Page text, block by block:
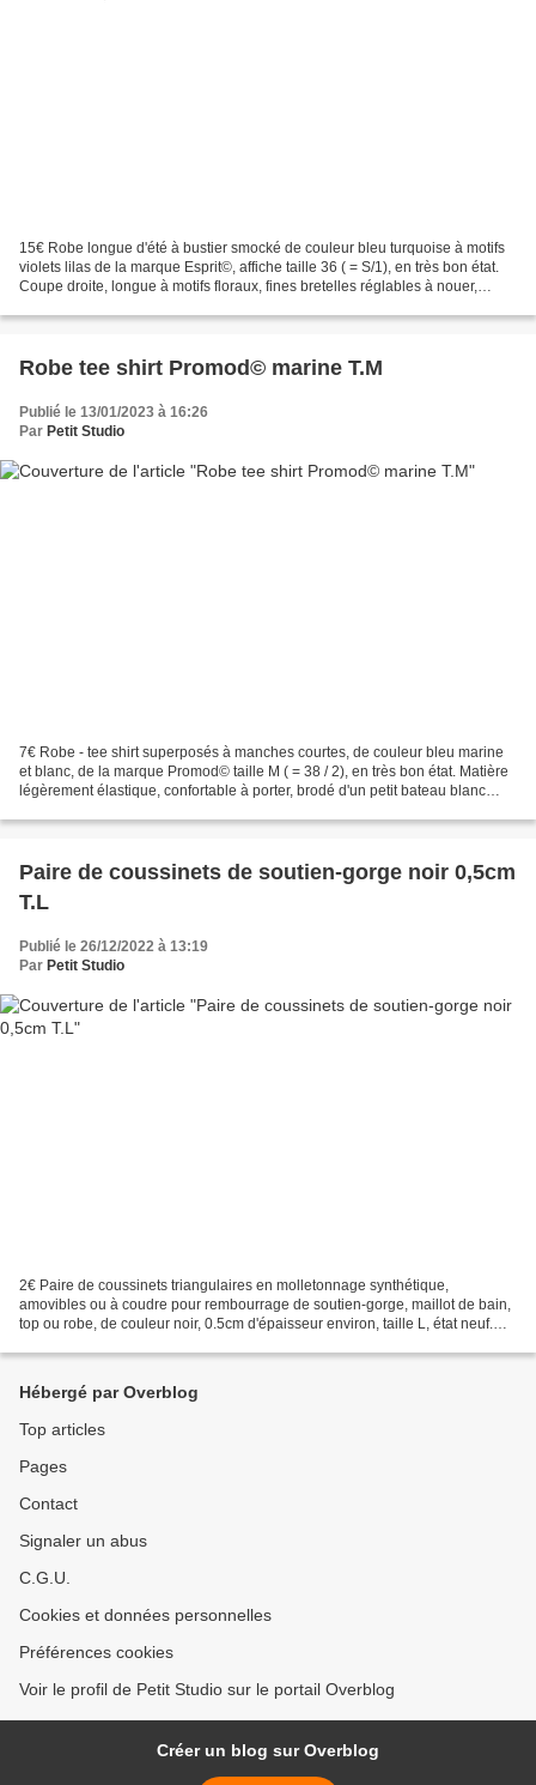
15€ Robe longue d'été à bustier smocké de couleur bleu turquoise à motifs
violets lilas de la marque Esprit©, affiche taille 36 ( = S/1), en très bon état.
Coupe droite, longue à motifs floraux, fines bretelles réglables à nouer,
Robe tee shirt Promod© marine T.M
Publié le 13/01/2023 à 16:26
Par Petit Studio
7€ Robe - tee shirt superposés à manches courtes, de couleur bleu marine
et blanc, de la marque Promod© taille M ( = 38 / 2), en très bon état. Matière
légèrement élastique, confortable à porter, brodé d'un petit bateau blanc
Paire de coussinets de soutien-gorge noir 0,5cm
T.L
Publié le 26/12/2022 à 13:19
Par Petit Studio
2€ Paire de coussinets triangulaires en molletonnage synthétique,
amovibles ou à coudre pour rembourrage de soutien-gorge, maillot de bain,
top ou robe, de couleur noir, 0.5cm d'épaisseur environ, taille L, état neuf.
Hébergé par Overblog
Top articles
Pages
Contact
Signaler un abus
C.G.U.
Cookies et données personnelles
Préférences cookies
Voir le profil de Petit Studio sur le portail Overblog
Créer un blog sur Overblog